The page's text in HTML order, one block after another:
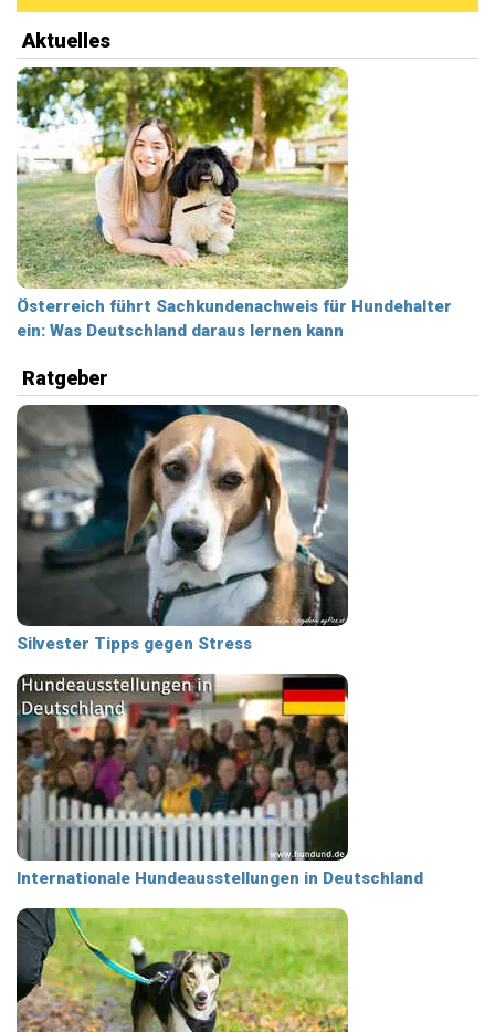
Aktuelles
Österreich führt Sachkundenachweis für Hundehalter
ein: Was Deutschland daraus lernen kann
Ratgeber
Silvester Tipps gegen Stress
Internationale Hundeausstellungen in Deutschland